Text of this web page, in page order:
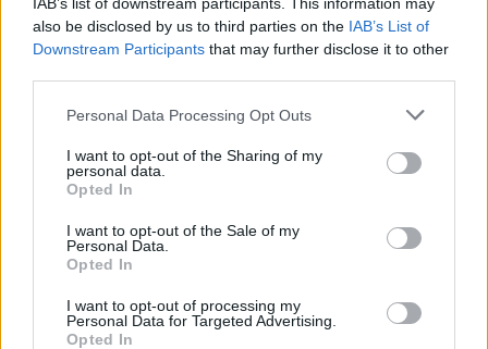
also be disclosed by us to third parties on the IAB’s List of
Downstream Participants that may further disclose it to other
Personal Data Processing Opt Outs
I want to opt-out of the Sharing of my
personal data.
Opted In
I want to opt-out of the Sale of my
Personal Data.
Opted In
I want to opt-out of processing my
Personal Data for Targeted Advertising.
Opted In
οποία επιδεινώθηκε από τις ορμόνες της
εγκυμοσύνης, ανέφερε η ηθοποιός
έξαλλη κατάσταση μέσα σε...
βανάκι ‑ Η αντίδραση του
ΣΉΜΕΡΑ
διασκεδάζουν με ιδιαίτερα έντονο
τρόπο, χοροπηδώντας, τραγουδώντας
Η Μαρία Μενούνος φόρεσε
μπικίνι με τα χρώματα της